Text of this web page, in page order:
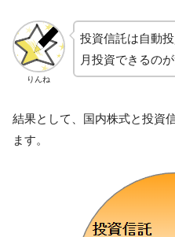
りんね
投資信託は自動
月投資できるの
結果として、国内株式と投資
ます。